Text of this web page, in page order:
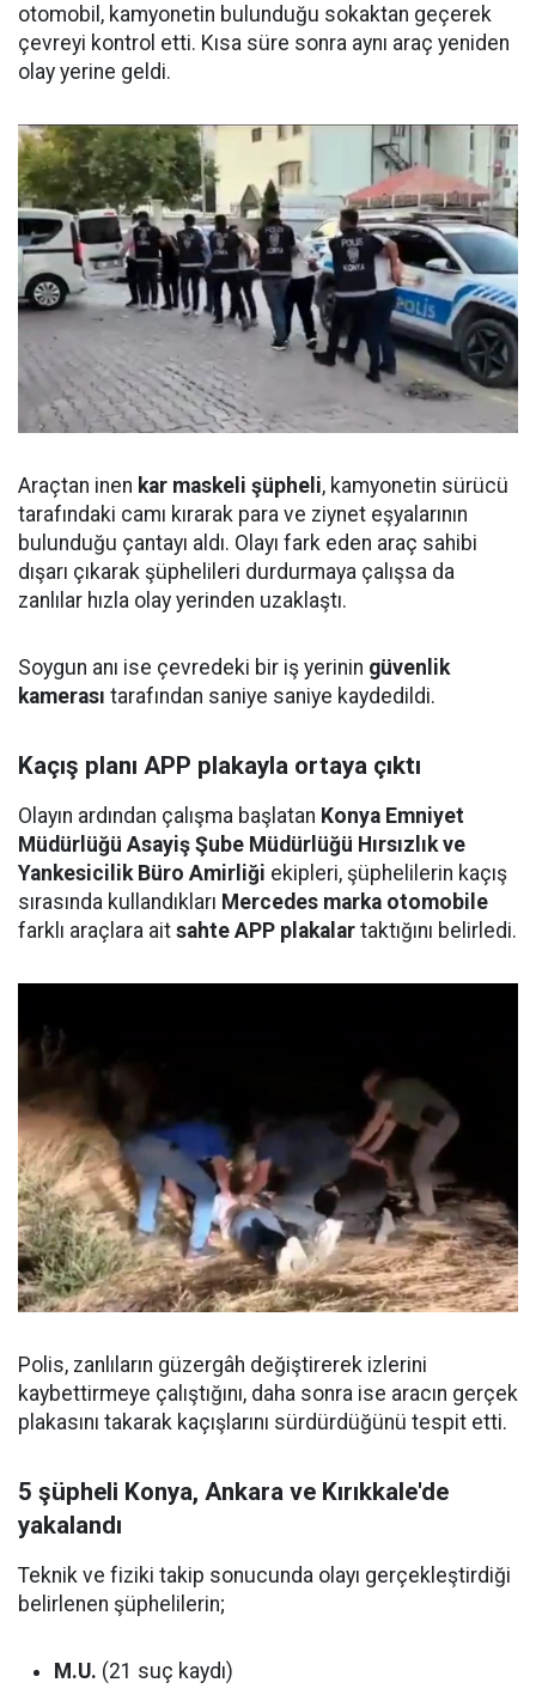
otomobil, kamyonetin bulunduğu sokaktan geçerek
çevreyi kontrol etti. Kısa süre sonra aynı araç yeniden
olay yerine geldi.
Araçtan inen kar maskeli şüpheli, kamyonetin sürücü
tarafındaki camı kırarak para ve ziynet eşyalarının
bulunduğu çantayı aldı. Olayı fark eden araç sahibi
dışarı çıkarak şüphelileri durdurmaya çalışsa da
zanlılar hızla olay yerinden uzaklaştı.
Soygun anı ise çevredeki bir iş yerinin güvenlik
kamerası tarafından saniye saniye kaydedildi.
Kaçış planı APP plakayla ortaya çıktı
Olayın ardından çalışma başlatan Konya Emniyet
Müdürlüğü Asayiş Şube Müdürlüğü Hırsızlık ve
Yankesicilik Büro Amirliği ekipleri, şüphelilerin kaçış
sırasında kullandıkları Mercedes marka otomobile
farklı araçlara ait sahte APP plakalar taktığını belirledi.
Polis, zanlıların güzergâh değiştirerek izlerini
kaybettirmeye çalıştığını, daha sonra ise aracın gerçek
plakasını takarak kaçışlarını sürdürdüğünü tespit etti.
5 şüpheli Konya, Ankara ve Kırıkkale'de
yakalandı
Teknik ve fiziki takip sonucunda olayı gerçekleştirdiği
belirlenen şüphelilerin;
M.U. (21 suç kaydı)